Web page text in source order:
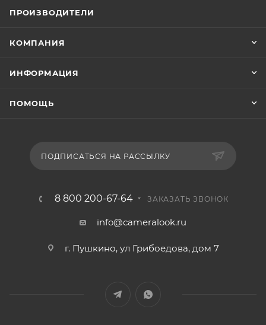
ПРОИЗВОДИТЕЛИ
КОМПАНИЯ
ИНФОРМАЦИЯ
ПОМОЩЬ
ПОДПИСАТЬСЯ НА РАССЫЛКУ
8 800 200-67-64 ЗАКАЗАТЬ ЗВОНОК
info@cameralook.ru
г. Пушкино, ул Грибоедова, дом 7